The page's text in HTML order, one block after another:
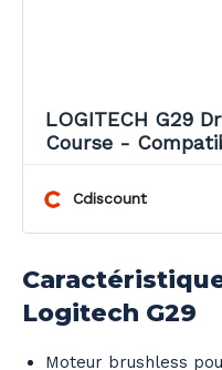
LOGITECH G29
Cdiscount
Logitech G29
Moteur brushless